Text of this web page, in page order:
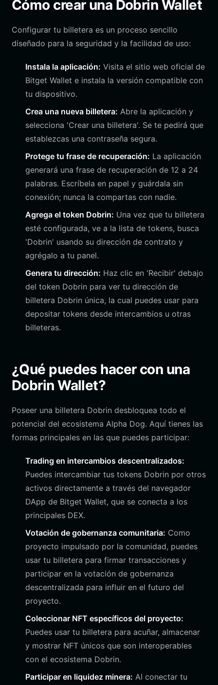
Cómo crear una Dobrin Wallet
Configurar tu billetera es un proceso sencillo
diseñado para la seguridad y la facilidad de uso:
Instala la aplicación: Visita el sitio web oficial de
Bitget Wallet e instala la versión compatible con
tu dispositivo.
Crea una nueva billetera: Abre la aplicación y
selecciona 'Crear una billetera'. Se te pedirá que
establezcas una contraseña segura.
Protege tu frase de recuperación: La aplicación
generará una frase de recuperación de 12 a 24
palabras. Escríbela en papel y guárdala sin
conexión; nunca la compartas con nadie.
Agrega el token Dobrin: Una vez que tu billetera
esté configurada, ve a la lista de tokens, busca
'Dobrin' usando su dirección de contrato y
agrégalo a tu panel.
Genera tu dirección: Haz clic en 'Recibir' debajo
del token Dobrin para ver tu dirección de
billetera Dobrin única, la cual puedes usar para
depositar tokens desde intercambios u otras
billeteras.
¿Qué puedes hacer con una
Dobrin Wallet?
Poseer una billetera Dobrin desbloquea todo el
potencial del ecosistema Alpha Dog. Aquí tienes las
formas principales en las que puedes participar:
Trading en intercambios descentralizados:
Puedes intercambiar tus tokens Dobrin por otros
activos directamente a través del navegador
DApp de Bitget Wallet, que se conecta a los
principales DEX.
Votación de gobernanza comunitaria: Como
proyecto impulsado por la comunidad, puedes
usar tu billetera para firmar transacciones y
participar en la votación de gobernanza
descentralizada para influir en el futuro del
proyecto.
Coleccionar NFT específicos del proyecto:
Puedes usar tu billetera para acuñar, almacenar
y mostrar NFT únicos que son interoperables
con el ecosistema Dobrin.
Participar en liquidez minera: Al conectar tu